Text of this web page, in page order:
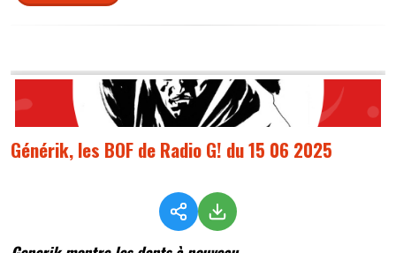
Générik, les BOF de Radio G! du 15 06 2025